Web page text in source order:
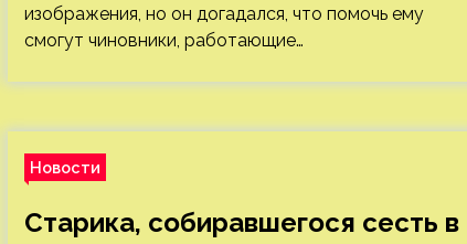
изображения, но он догадался, что помочь ему
смогут чиновники, работающие…
Новости
Старика, собиравшегося сесть в